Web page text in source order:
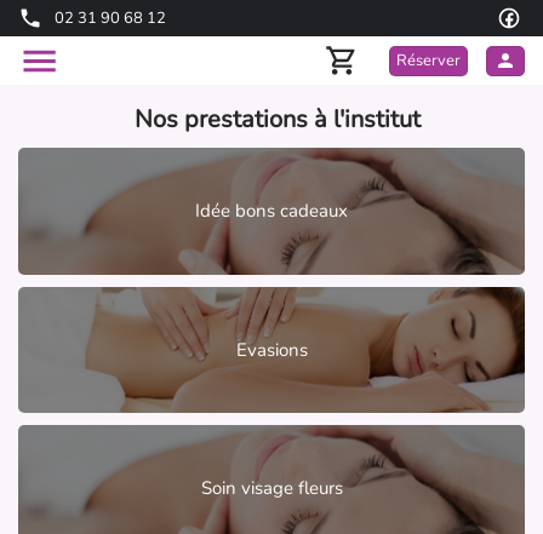
02 31 90 68 12
Réserver
Nos prestations à l'institut
Idée bons cadeaux
Evasions
Soin visage fleurs